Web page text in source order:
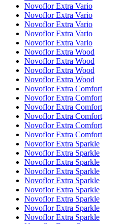
Novoflor Extra Vario
Novoflor Extra Vario
Novoflor Extra Vario
Novoflor Extra Vario
Novoflor Extra Vario
Novoflor Extra Wood
Novoflor Extra Wood
Novoflor Extra Wood
Novoflor Extra Wood
Novoflor Extra Comfort
Novoflor Extra Comfort
Novoflor Extra Comfort
Novoflor Extra Comfort
Novoflor Extra Comfort
Novoflor Extra Comfort
Novoflor Extra Sparkle
Novoflor Extra Sparkle
Novoflor Extra Sparkle
Novoflor Extra Sparkle
Novoflor Extra Sparkle
Novoflor Extra Sparkle
Novoflor Extra Sparkle
Novoflor Extra Sparkle
Novoflor Extra Sparkle